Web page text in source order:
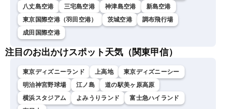
八丈島空港
三宅島空港 神津島空港
新島空港
東京国際空港（羽田空港）
茨城空港
調布飛行場
成田国際空港
注目のお出かけスポット天気（関東甲信）
東京ディズニーランド 上高地
東京ディズニーシー
明治神宮野球場
江ノ島
道の駅美ヶ原高原
横浜スタジアム
よみうりランド
富士急ハイランド